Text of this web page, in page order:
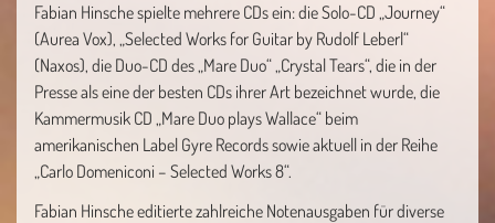
Fabian Hinsche spielte mehrere CDs ein: die Solo-CD „Journey“
(Aurea Vox), „Selected Works for Guitar by Rudolf Leberl“
(Naxos), die Duo-CD des „Mare Duo“ „Crystal Tears“, die in der
Presse als eine der besten CDs ihrer Art bezeichnet wurde, die
Kammermusik CD „Mare Duo plays Wallace“ beim
amerikanischen Label Gyre Records sowie aktuell in der Reihe
„Carlo Domeniconi – Selected Works 8“.
Fabian Hinsche editierte zahlreiche Notenausgaben für diverse